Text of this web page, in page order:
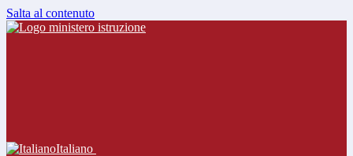
Salta al contenuto
Italiano